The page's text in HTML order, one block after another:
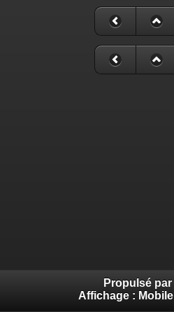
Propulsé par
Affichage : Mobile